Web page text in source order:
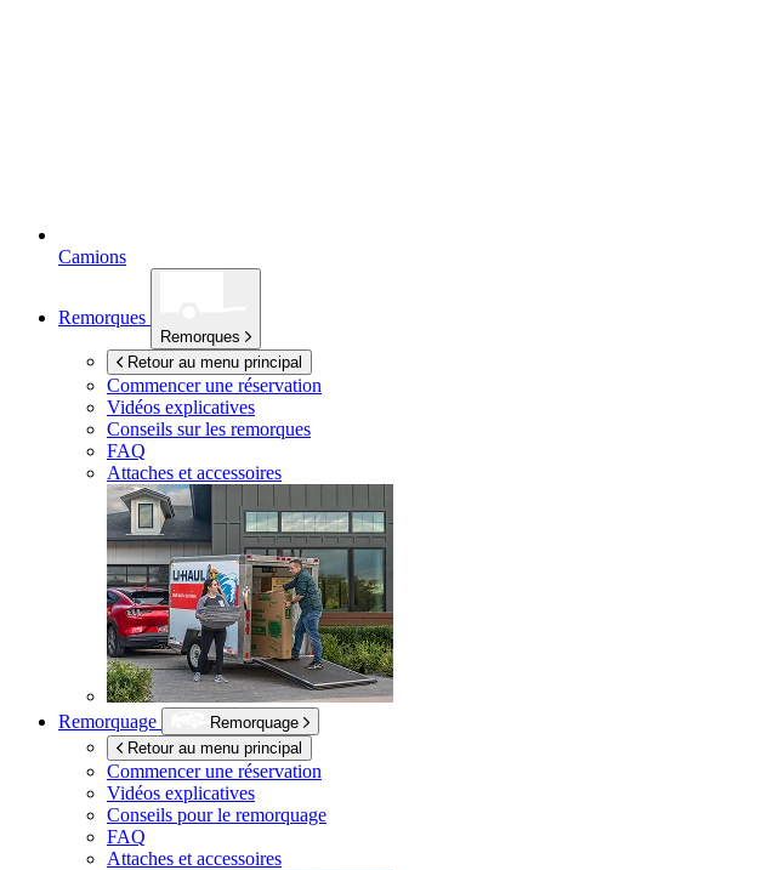
Camions
Remorques
Remorques
Retour au menu principal
Commencer une réservation
Vidéos explicatives
Conseils sur les remorques
FAQ
Attaches et accessoires
Remorquage
Remorquage
Retour au menu principal
Commencer une réservation
Vidéos explicatives
Conseils pour le remorquage
FAQ
Attaches et accessoires